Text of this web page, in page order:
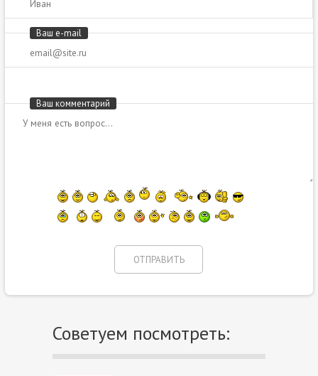
Ваш e-mail
Ваш комментарий
Советуем посмотреть: